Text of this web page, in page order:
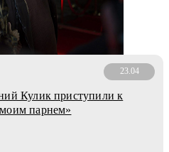
23.04
Кулик приступили к
парнем»